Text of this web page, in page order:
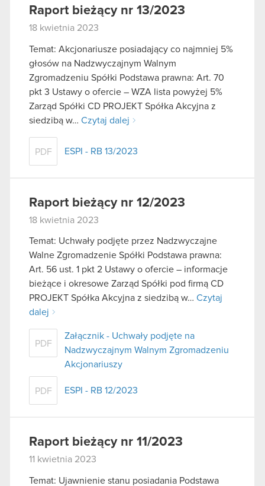
Raport bieżący nr 13/2023
18 kwietnia 2023
Temat: Akcjonariusze posiadający co najmniej 5%
głosów na Nadzwyczajnym Walnym
Zgromadzeniu Spółki Podstawa prawna: Art. 70
pkt 3 Ustawy o ofercie – WZA lista powyżej 5%
Zarząd Spółki CD PROJEKT Spółka Akcyjna z
siedzibą w… Czytaj dalej
PDF ESPI - RB 13/2023
Raport bieżący nr 12/2023
18 kwietnia 2023
Temat: Uchwały podjęte przez Nadzwyczajne
Walne Zgromadzenie Spółki Podstawa prawna:
Art. 56 ust. 1 pkt 2 Ustawy o ofercie – informacje
bieżące i okresowe Zarząd Spółki pod firmą CD
PROJEKT Spółka Akcyjna z siedzibą w… Czytaj
dalej
PDF
Załącznik - Uchwały podjęte na
Nadzwyczajnym Walnym Zgromadzeniu
Akcjonariuszy
PDF ESPI - RB 12/2023
Raport bieżący nr 11/2023
11 kwietnia 2023
Temat: Ujawnienie stanu posiadania Podstawa